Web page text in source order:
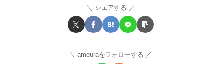
シェアする
ameuraをフォローする